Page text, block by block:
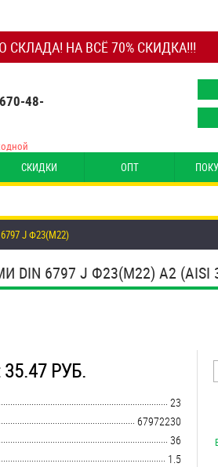
НА ВСЁ 70% СКИДКА!!!
48-
СКИДКИ ОПТ
J Ф23(М22)
6797 J Ф23(М22) А2 (AISI
РУБ.
23
67972230
36
1.5